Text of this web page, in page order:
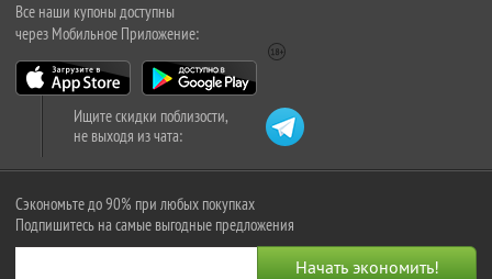
Все наши купоны доступны
через Мобильное Приложение:
Ищите скидки поблизости,
не выходя из чата:
Сэкономьте до 90% при любых покупках
Подпишитесь на самые выгодные предложения